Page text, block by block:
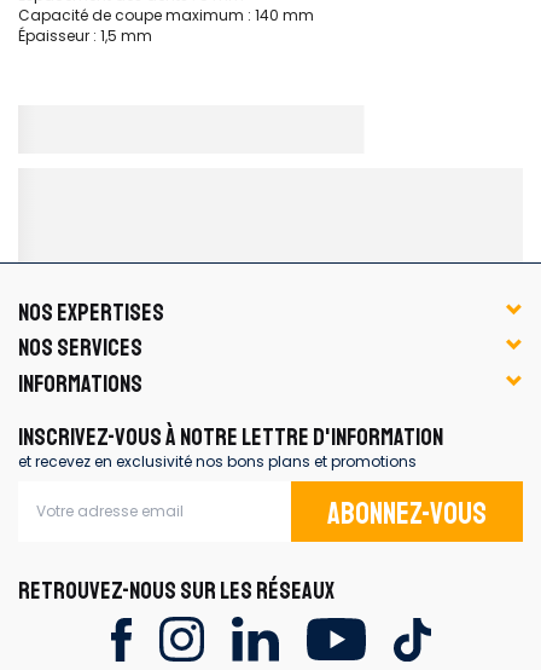
Capacité de coupe maximum : 140 mm
Épaisseur : 1,5 mm
NOS EXPERTISES
NOS SERVICES
INFORMATIONS
INSCRIVEZ-VOUS À NOTRE LETTRE D'INFORMATION
et recevez en exclusivité nos bons plans et promotions
Abonnez-vous
RETROUVEZ-NOUS SUR LES RÉSEAUX